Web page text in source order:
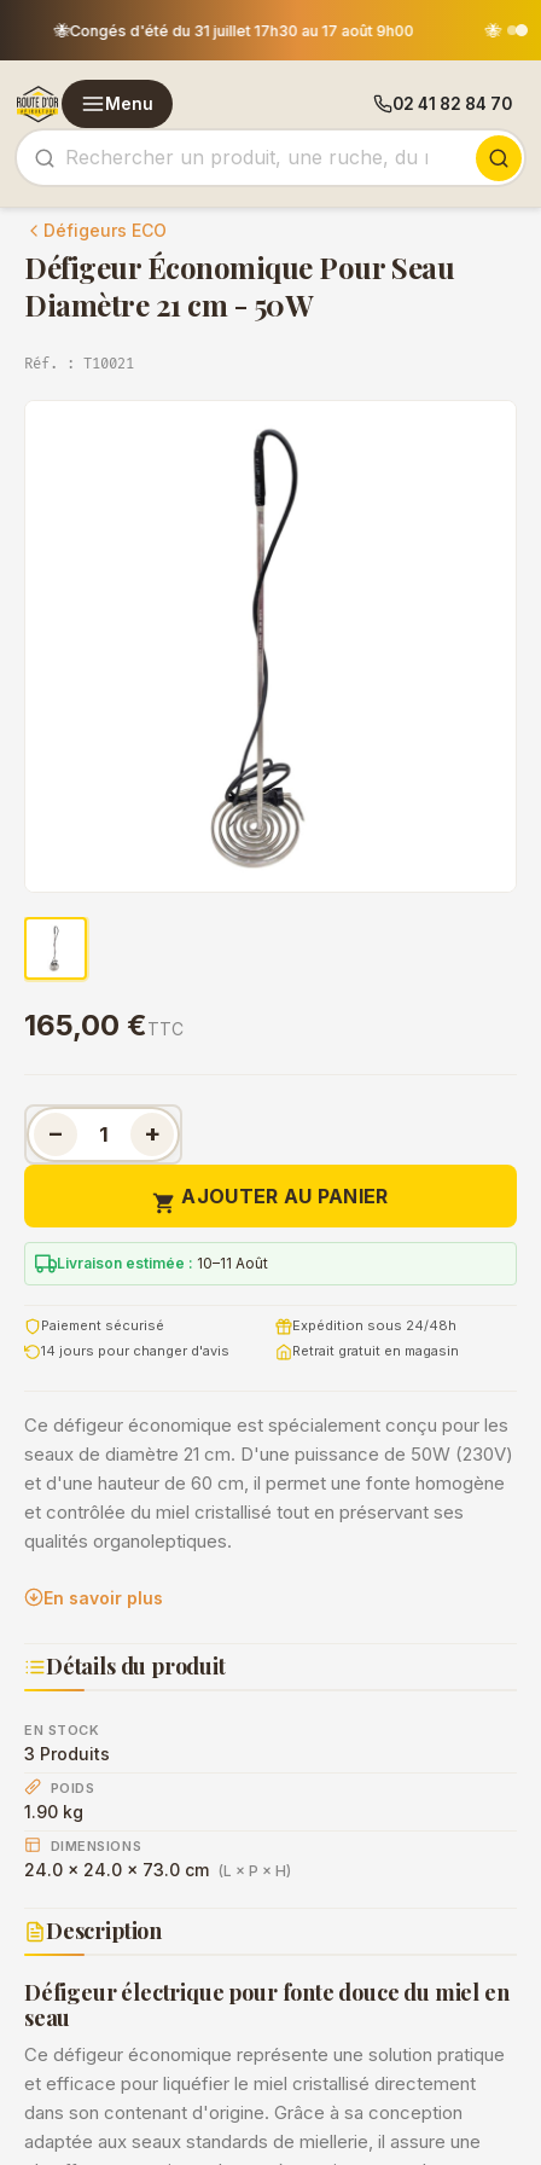
🐝
Les commandes passées après le 30 juillet 12h00 seront
expédiées le 18 août
Menu 02 41 82 84 70
Défigeurs ECO
Défigeur Économique Pour Seau
Diamètre 21 cm - 50W
Réf. : T10021
165,00 €TTC
− +
 AJOUTER AU PANIER
Livraison estimée : 10–11 Août
Paiement sécurisé
Expédition sous 24/48h
14 jours pour changer d'avis
Retrait gratuit en magasin
Ce défigeur économique est spécialement conçu pour les
seaux de diamètre 21 cm. D'une puissance de 50W (230V)
et d'une hauteur de 60 cm, il permet une fonte homogène
et contrôlée du miel cristallisé tout en préservant ses
qualités organoleptiques.
En savoir plus
Détails du produit
EN STOCK
3 Produits
POIDS
1.90 kg
DIMENSIONS
24.0 × 24.0 × 73.0 cm (L × P × H)
Description
Défigeur électrique pour fonte douce du miel en
seau
Ce défigeur économique représente une solution pratique
et efficace pour liquéfier le miel cristallisé directement
dans son contenant d'origine. Grâce à sa conception
adaptée aux seaux standards de miellerie, il assure une